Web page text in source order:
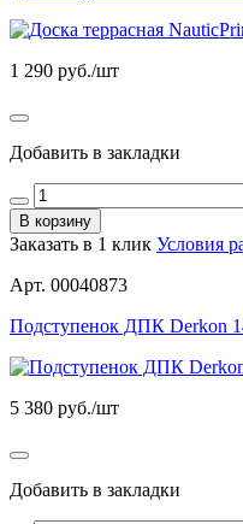
1 290 руб./шт
Добавить в закладки
В корзину
Заказать в 1 клик Условия
Арт. 00040873
Подступенок ДПК Derkon
5 380 руб./шт
Добавить в закладки